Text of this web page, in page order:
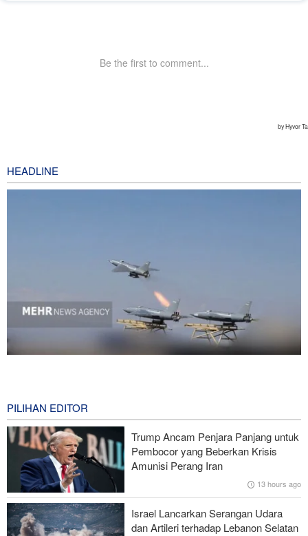
HEADLINE
Brigjen Akrami Nia: Artesh dalam Kondisi Siaga Penuh
Foreign Policy: Riyadh Terjepit di Antara Iran dan Ansarullah,
Kebijakan Ini Gagal
Brigjen Ebnolreza: Teknologi Iran Lebih Unggul daripada Sistem
Impor Mana Pun di Kawasan
PILIHAN EDITOR
Trump Ancam Penjara Panjang untuk
Pembocor yang Beberkan Krisis
Amunisi Perang Iran
13 hours ago
Israel Lancarkan Serangan Udara
dan Artileri terhadap Lebanon Selatan